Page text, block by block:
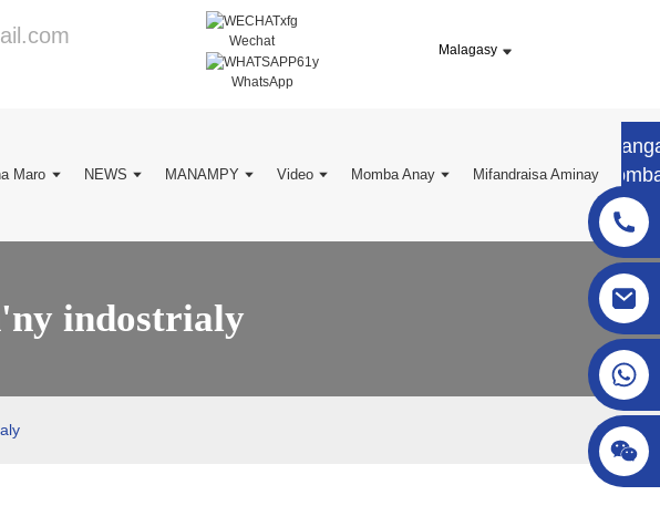
Wechat
WhatsApp
Malagasy
Maro NEWS MANAMPY Video Momba Anay Mifandraisa Aminay
bidy
indostrialy